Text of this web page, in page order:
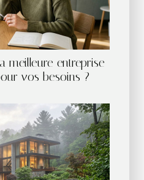
meilleure entreprise
vos besoins ?